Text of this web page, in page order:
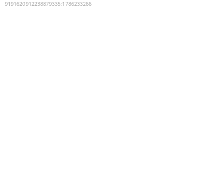
9191620912238879335:1786233266